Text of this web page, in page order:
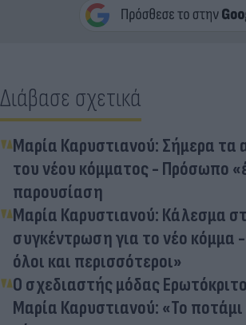
Διάβασε σχετικά
Μαρία Καρυστιανού: Σήμερα τα
του νέου κόμματος - Πρόσωπο
παρουσίαση
Μαρία Καρυστιανού: Κάλεσμα
συγκέντρωση για το νέο κόμμα
όλοι και περισσότεροι»
Ο σχεδιαστής μόδας
Μαρία Καρυστιανού: «Το ποτάμι